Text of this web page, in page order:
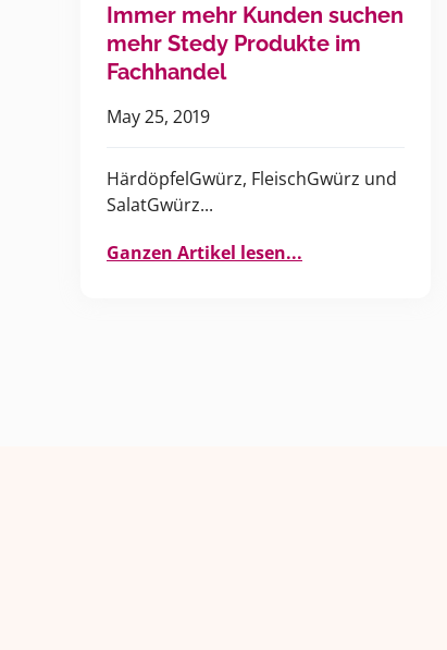
Immer mehr Kunden suchen
mehr Stedy Produkte im
Fachhandel
May 25, 2019
HärdöpfelGwürz, FleischGwürz und
SalatGwürz...
Ganzen Artikel lesen...